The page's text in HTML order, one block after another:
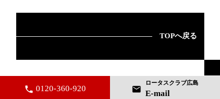
TOPへ戻る
local_phone 0120-360-920 mail
ロータスクラブ広島
E-mail